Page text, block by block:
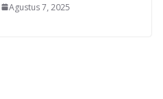
Agustus 7, 2025